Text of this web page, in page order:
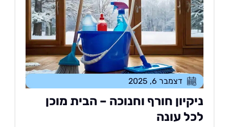
דצמבר 6, 2025
חורף וחנוכה – הבית מוכן
עונה